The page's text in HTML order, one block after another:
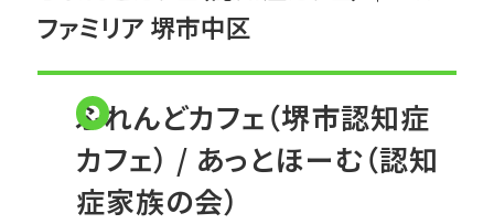
ファミリア 堺市中区
ふれんどカフェ（堺市認知症
カフェ） / あっとほーむ（認知
症家族の会）